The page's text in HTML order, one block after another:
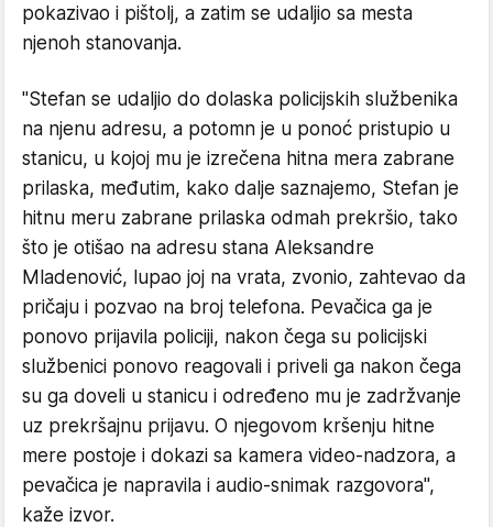
pokazivao i pištolj, a zatim se udaljio sa mesta
njenoh stanovanja.
"Stefan se udaljio do dolaska policijskih službenika
na njenu adresu, a potomn je u ponoć pristupio u
stanicu, u kojoj mu je izrečena hitna mera zabrane
prilaska, međutim, kako dalje saznajemo, Stefan je
hitnu meru zabrane prilaska odmah prekršio, tako
što je otišao na adresu stana Aleksandre
Mladenović, lupao joj na vrata, zvonio, zahtevao da
pričaju i pozvao na broj telefona. Pevačica ga je
ponovo prijavila policiji, nakon čega su policijski
službenici ponovo reagovali i priveli ga nakon čega
su ga doveli u stanicu i određeno mu je zadržvanje
uz prekršajnu prijavu. O njegovom kršenju hitne
mere postoje i dokazi sa kamera video-nadzora, a
pevačica je napravila i audio-snimak razgovora",
kaže izvor.